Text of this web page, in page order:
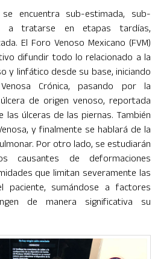
encuentra sub-estimada, sub-
a tratarse en etapas tardías,
El Foro Venoso Mexicano (FVM)
difundir todo lo relacionado a la
y linfático desde su base, iniciando
Crónica, pasando por la
de origen venoso, reportada
las úlceras de las piernas. También
y finalmente se hablará de la
Por otro lado, se estudiarán
causantes de deformaciones
que limitan severamente las
paciente, sumándose a factores
de manera significativa su